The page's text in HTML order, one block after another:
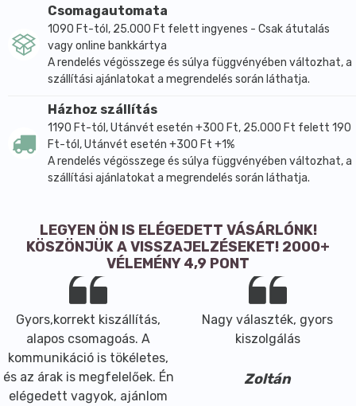
Csomagautomata
1090 Ft-tól, 25.000 Ft felett ingyenes - Csak átutalás
vagy online bankkártya
A rendelés végösszege és súlya függvényében változhat, a
szállítási ajánlatokat a megrendelés során láthatja.
Házhoz szállítás
1190 Ft-tól, Utánvét esetén +300 Ft, 25.000 Ft felett 190
Ft-tól, Utánvét esetén +300 Ft +1%
A rendelés végösszege és súlya függvényében változhat, a
szállítási ajánlatokat a megrendelés során láthatja.
LEGYEN ÖN IS ELÉGEDETT VÁSÁRLÓNK!
KÖSZÖNJÜK A VISSZAJELZÉSEKET! 2000+
VÉLEMÉNY 4,9 PONT
Gyors,korrekt kiszállítás,
alapos csomagoás. A
kommunikáció is tökéletes,
és az árak is megfelelőek. Én
elégedett vagyok, ajánlom
Nagy választék, gyors
kiszolgálás
Zoltán